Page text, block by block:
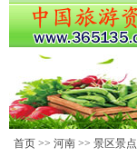
首页 >> 河南 >> 景区景点